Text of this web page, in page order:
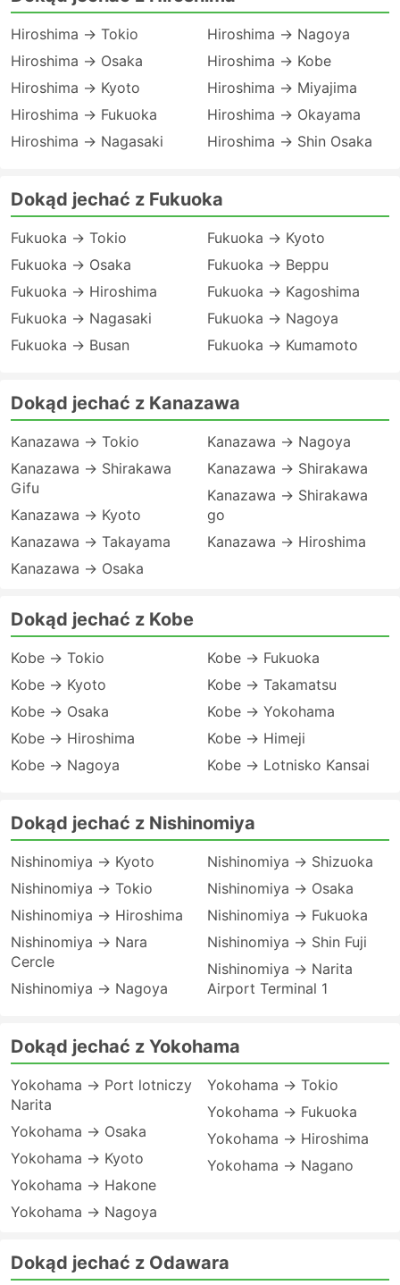
Hiroshima → Tokio
Hiroshima → Osaka
Hiroshima → Kyoto
Hiroshima → Fukuoka
Hiroshima → Nagasaki
Hiroshima → Nagoya
Hiroshima → Kobe
Hiroshima → Miyajima
Hiroshima → Okayama
Hiroshima → Shin Osaka
Dokąd jechać z Fukuoka
Fukuoka → Tokio
Fukuoka → Osaka
Fukuoka → Hiroshima
Fukuoka → Nagasaki
Fukuoka → Busan
Fukuoka → Kyoto
Fukuoka → Beppu
Fukuoka → Kagoshima
Fukuoka → Nagoya
Fukuoka → Kumamoto
Dokąd jechać z Kanazawa
Kanazawa → Tokio
Kanazawa → Shirakawa
Gifu
Kanazawa → Kyoto
Kanazawa → Takayama
Kanazawa → Osaka
Kanazawa → Nagoya
Kanazawa → Shirakawa
Kanazawa → Shirakawa
go
Kanazawa → Hiroshima
Dokąd jechać z Kobe
Kobe → Tokio
Kobe → Kyoto
Kobe → Osaka
Kobe → Hiroshima
Kobe → Nagoya
Kobe → Fukuoka
Kobe → Takamatsu
Kobe → Yokohama
Kobe → Himeji
Kobe → Lotnisko Kansai
Dokąd jechać z Nishinomiya
Nishinomiya → Kyoto
Nishinomiya → Tokio
Nishinomiya → Hiroshima
Nishinomiya → Nara
Cercle
Nishinomiya → Nagoya
Nishinomiya → Shizuoka
Nishinomiya → Osaka
Nishinomiya → Fukuoka
Nishinomiya → Shin Fuji
Nishinomiya → Narita
Airport Terminal 1
Dokąd jechać z Yokohama
Yokohama → Port lotniczy
Narita
Yokohama → Osaka
Yokohama → Kyoto
Yokohama → Hakone
Yokohama → Nagoya
Yokohama → Tokio
Yokohama → Fukuoka
Yokohama → Hiroshima
Yokohama → Nagano
Dokąd jechać z Odawara